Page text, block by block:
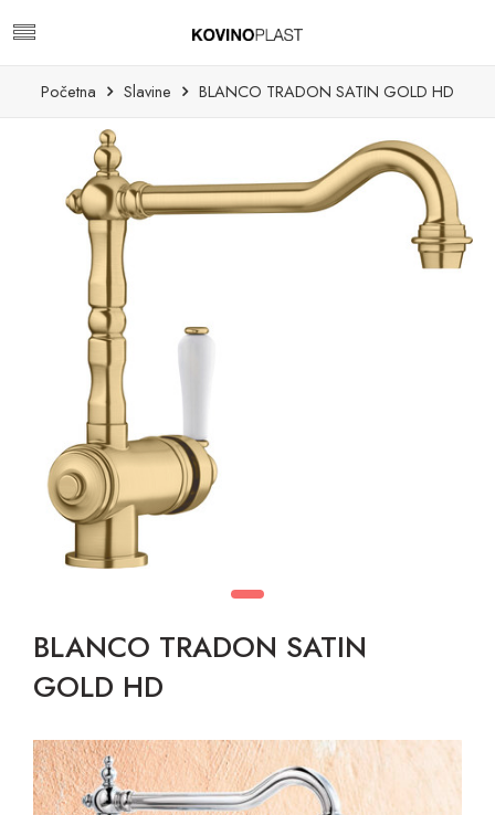
Početna Slavine BLANCO TRADON SATIN GOLD HD
BLANCO TRADON SATIN
GOLD HD